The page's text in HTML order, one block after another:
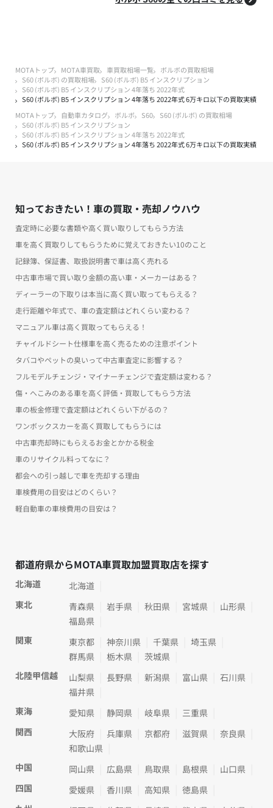
MOTAトップ MOTA車買取 車買取相場一覧
ボルボの買取相場
S60 (ボルボ) の買取相場
S60 (ボルボ) B5 インスクリプション
S60 (ボルボ) B5 インスクリプション 4年落ち 2022年式
S60 (ボルボ) B5 インスクリプション 4年落ち 2022年式 6万キロ以下の買取実績
MOTAトップ
自動車カタログ ボルボ S60
S60 (ボルボ) の買取相場
S60 (ボルボ) B5 インスクリプション
S60 (ボルボ) B5 インスクリプション 4年落ち 2022年式
S60 (ボルボ) B5 インスクリプション 4年落ち 2022年式 6万キロ以下の買取実績
知っておきたい！車の買取・売却ノウハウ
査定時に必要な書類や高く買い取りしてもらう方法
車を高く買取りしてもらうために覚えておきたい10のこと
記録簿、保証書、取扱説明書で車は高く売れる
中古車市場で買い取り金額の高い車・メーカーはある？
ディーラーの下取りは本当に高く買い取ってもらえる？
走行距離や年式で、車の査定額はどれくらい変わる？
マニュアル車は高く買取ってもらえる！
チャイルドシート仕様車を高く売るための注意ポイント
タバコやペットの臭いって中古車査定に影響する？
フルモデルチェンジ・マイナーチェンジで査定額は変わる？
傷・へこみのある車を高く評価・買取してもらう方法
車の板金修理で査定額はどれくらい下がるの？
ワンボックスカーを高く買取してもらうには
中古車売却時にもらえるお金とかかる税金
車のリサイクル料ってなに？
都会への引っ越しで車を売却する理由
車検費用の目安はどのくらい？
軽自動車の車検費用の目安は？
都道府県からMOTA車買取加盟買取店を探す
北海道
北海道
東北
青森県 岩手県 秋田県 宮城県
山形県
福島県
関東
東京都 神奈川県 千葉県
埼玉県
群馬県
栃木県
茨城県
北陸甲信越
山梨県 長野県 新潟県 富山県
石川県
福井県
東海
愛知県 静岡県 岐阜県
三重県
関西
大阪府 兵庫県 京都府 滋賀県
奈良県
和歌山県
中国
岡山県 広島県 鳥取県 島根県
山口県
四国
愛媛県 香川県 高知県
徳島県